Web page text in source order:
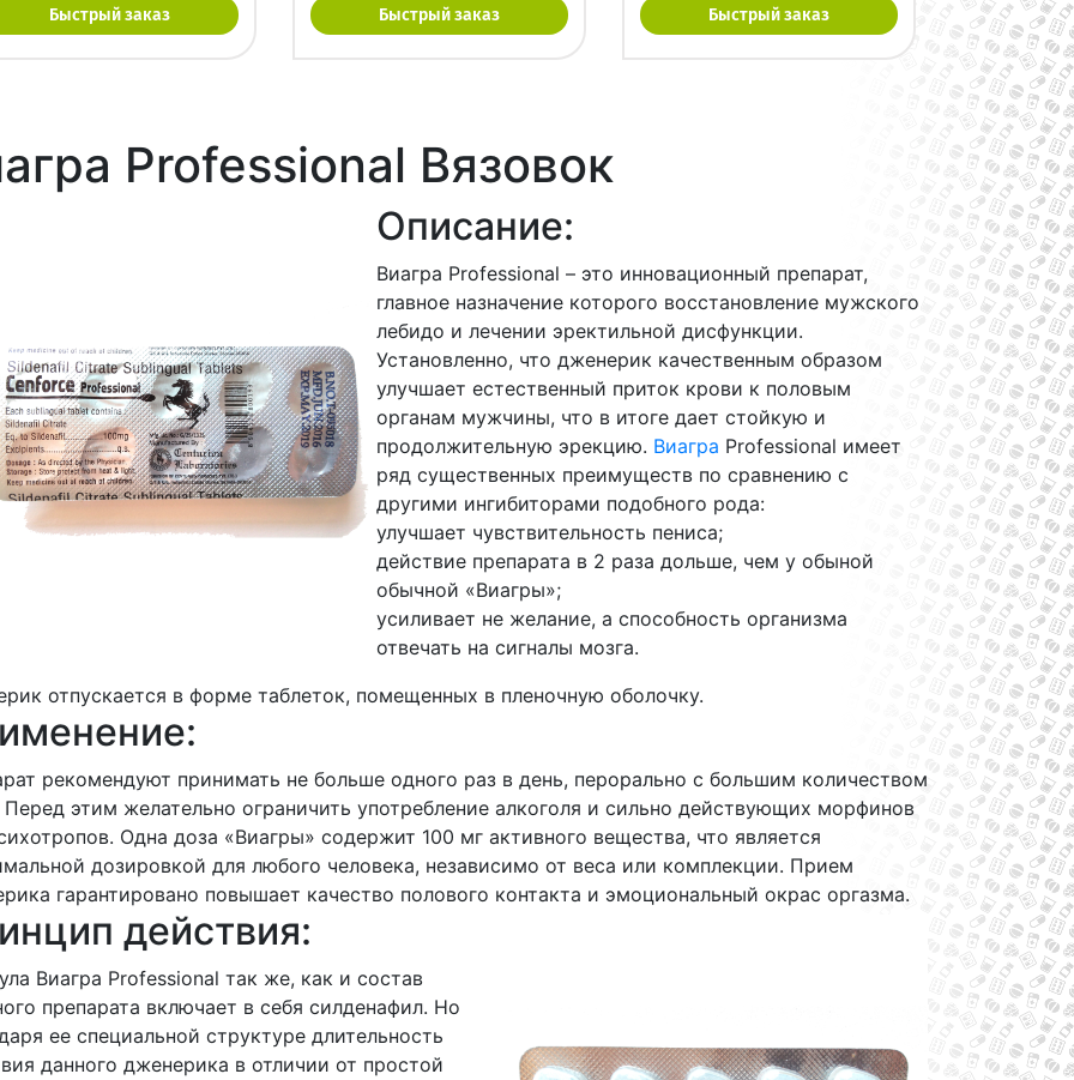
Быстрый заказ Быстрый заказ Быстрый заказ
Professional Вязовок
Описание:
Виагра Professional – это инновационный препарат,
главное назначение которого восстановление мужского
лебидо и лечении эректильной дисфункции.
Установленно, что дженерик качественным образом
улучшает естественный приток крови к половым
органам мужчины, что в итоге дает стойкую и
продолжительную эрекцию. Виагра Professional имеет
ряд существенных преимуществ по сравнению с
другими ингибиторами подобного рода:
улучшает чувствительность пениса;
действие препарата в 2 раза дольше, чем у обыной
обычной «Виагры»;
усиливает не желание, а способность организма
отвечать на сигналы мозга.
отпускается в форме таблеток, помещенных в пленочную оболочку.
рекомендуют принимать не больше одного раз в день, перорально с большим количеством
этим желательно ограничить употребление алкоголя и сильно действующих морфинов
Одна доза «Виагры» содержит 100 мг активного вещества, что является
дозировкой для любого человека, независимо от веса или комплекции. Прием
гарантировано повышает качество полового контакта и эмоциональный окрас оргазма.
действия:
Виагра Professional так же, как и состав
препарата включает в себя силденафил. Но
ее специальной структуре длительность
данного дженерика в отличии от простой